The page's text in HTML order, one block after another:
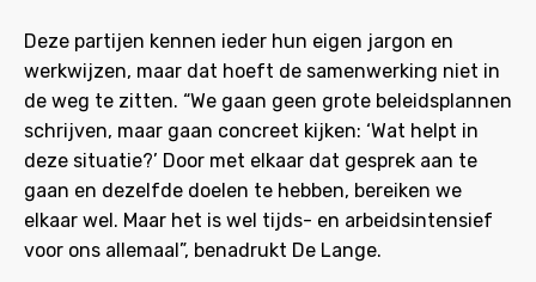
Deze partijen kennen ieder hun eigen jargon en
werkwijzen, maar dat hoeft de samenwerking niet in
de weg te zitten. “We gaan geen grote beleidsplannen
schrijven, maar gaan concreet kijken: ‘Wat helpt in
deze situatie?’ Door met elkaar dat gesprek aan te
gaan en dezelfde doelen te hebben, bereiken we
elkaar wel. Maar het is wel tijds- en arbeidsintensief
voor ons allemaal”, benadrukt De Lange.